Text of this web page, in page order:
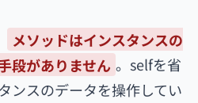
メソッドはインスタンスの
段がありません 。selfを省
ンスのデータを操作してい